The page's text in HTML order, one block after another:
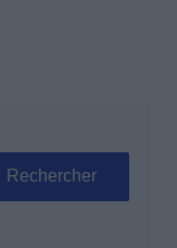
Rechercher